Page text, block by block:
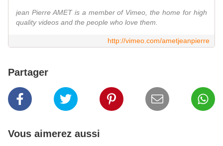
jean Pierre AMET is a member of Vimeo, the home for high
quality videos and the people who love them.
http://vimeo.com/ametjeanpierre
Partager
Vous aimerez aussi